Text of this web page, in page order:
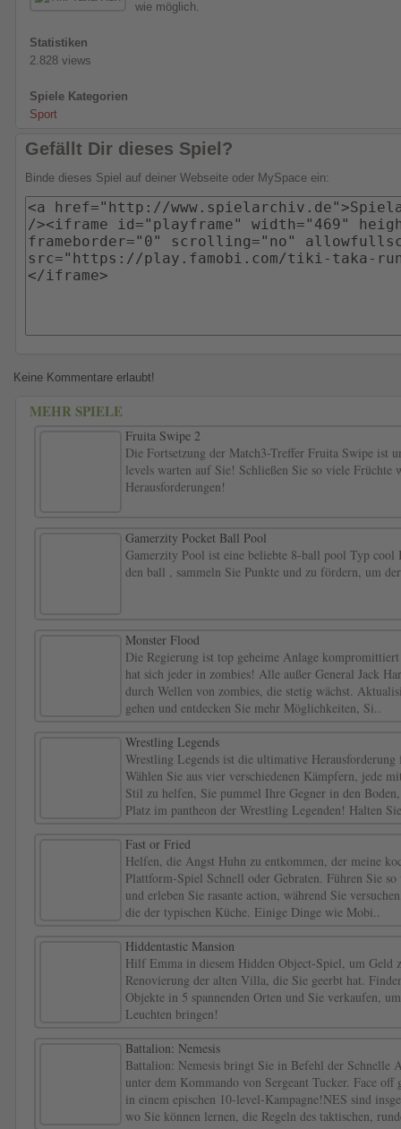
wie möglich.
Statistiken
2.828 views
Spiele Kategorien
Sport
Gefällt Dir dieses Spiel?
Binde dieses Spiel auf deiner Webseite oder MySpace ein:
Keine Kommentare erlaubt!
MEHR SPIELE
Fruita Swipe 2
Die Fortsetzung der Match3-Treffer Fruita Swipe ist
levels warten auf Sie! Schließen Sie so viele
Herausforderungen!
Gamerzity Pocket Ball Pool
Gamerzity Pool ist eine beliebte 8-ball pool Typ cool
den ball , sammeln Sie Punkte und zu fördern, um
Monster Flood
Die Regierung ist top geheime Anlage
hat sich jeder in zombies! Alle außer General Jack
durch Wellen von zombies, die stetig wächst.
gehen und entdecken Sie mehr Möglichkeiten, Si..
Wrestling Legends
Wrestling Legends ist die ultimative
Wählen Sie aus vier verschiedenen Kämpfern, jede
Stil zu helfen, Sie pummel Ihre Gegner in den
Platz im pantheon der Wrestling Legenden! Halten
Fast or Fried
Helfen, die Angst Huhn zu entkommen, der meine
Plattform-Spiel Schnell oder Gebraten. Führen Sie
und erleben Sie rasante action, während Sie
die der typischen Küche. Einige Dinge wie Mobi..
Hiddentastic Mansion
Hilf Emma in diesem Hidden Object-Spiel, um Geld
Renovierung der alten Villa, die Sie geerbt hat.
Objekte in 5 spannenden Orten und Sie verkaufen,
Leuchten bringen!
Battalion: Nemesis
Battalion: Nemesis bringt Sie in Befehl der Schnelle
unter dem Kommando von Sergeant Tucker. Face
in einem epischen 10-level-Kampagne!NES sind
wo Sie können lernen, die Regeln des taktischen,